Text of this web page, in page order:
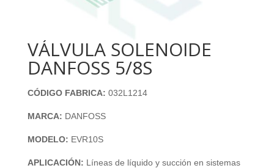
VÁLVULA SOLENOIDE
DANFOSS 5/8S
CÓDIGO FABRICA: 032L1214
MARCA: DANFOSS
MODELO: EVR10S
APLICACIÓN: Líneas de líquido y succión en sistemas